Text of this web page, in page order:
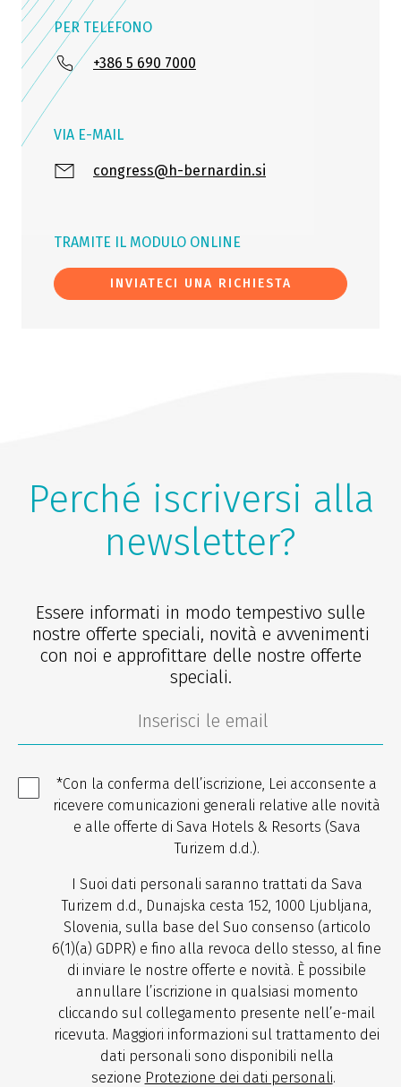
PER TELEFONO
+386 5 690 7000
VIA E-MAIL
congress@h-bernardin.si
TRAMITE IL MODULO ONLINE
INVIATECI UNA RICHIESTA
Perché iscriversi alla
newsletter?
Essere informati in modo tempestivo sulle
nostre offerte speciali, novità e avvenimenti
con noi e approfittare delle nostre offerte
speciali.
*Con la conferma dell’iscrizione, Lei acconsente a
ricevere comunicazioni generali relative alle novità
e alle offerte di Sava Hotels & Resorts (Sava
Turizem d.d.).
I Suoi dati personali saranno trattati da Sava
Turizem d.d., Dunajska cesta 152, 1000 Ljubljana,
Slovenia, sulla base del Suo consenso (articolo
6(1)(a) GDPR) e fino alla revoca dello stesso, al fine
di inviare le nostre offerte e novità. È possibile
annullare l’iscrizione in qualsiasi momento
cliccando sul collegamento presente nell’e-mail
ricevuta. Maggiori informazioni sul trattamento dei
dati personali sono disponibili nella
sezione Protezione dei dati personali.